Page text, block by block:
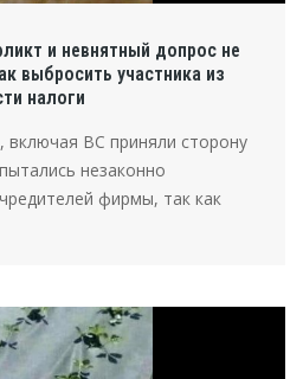
и невнятный допрос не
выбросить участника из
налоги
ВС приняли сторону
незаконно
фирмы, так как